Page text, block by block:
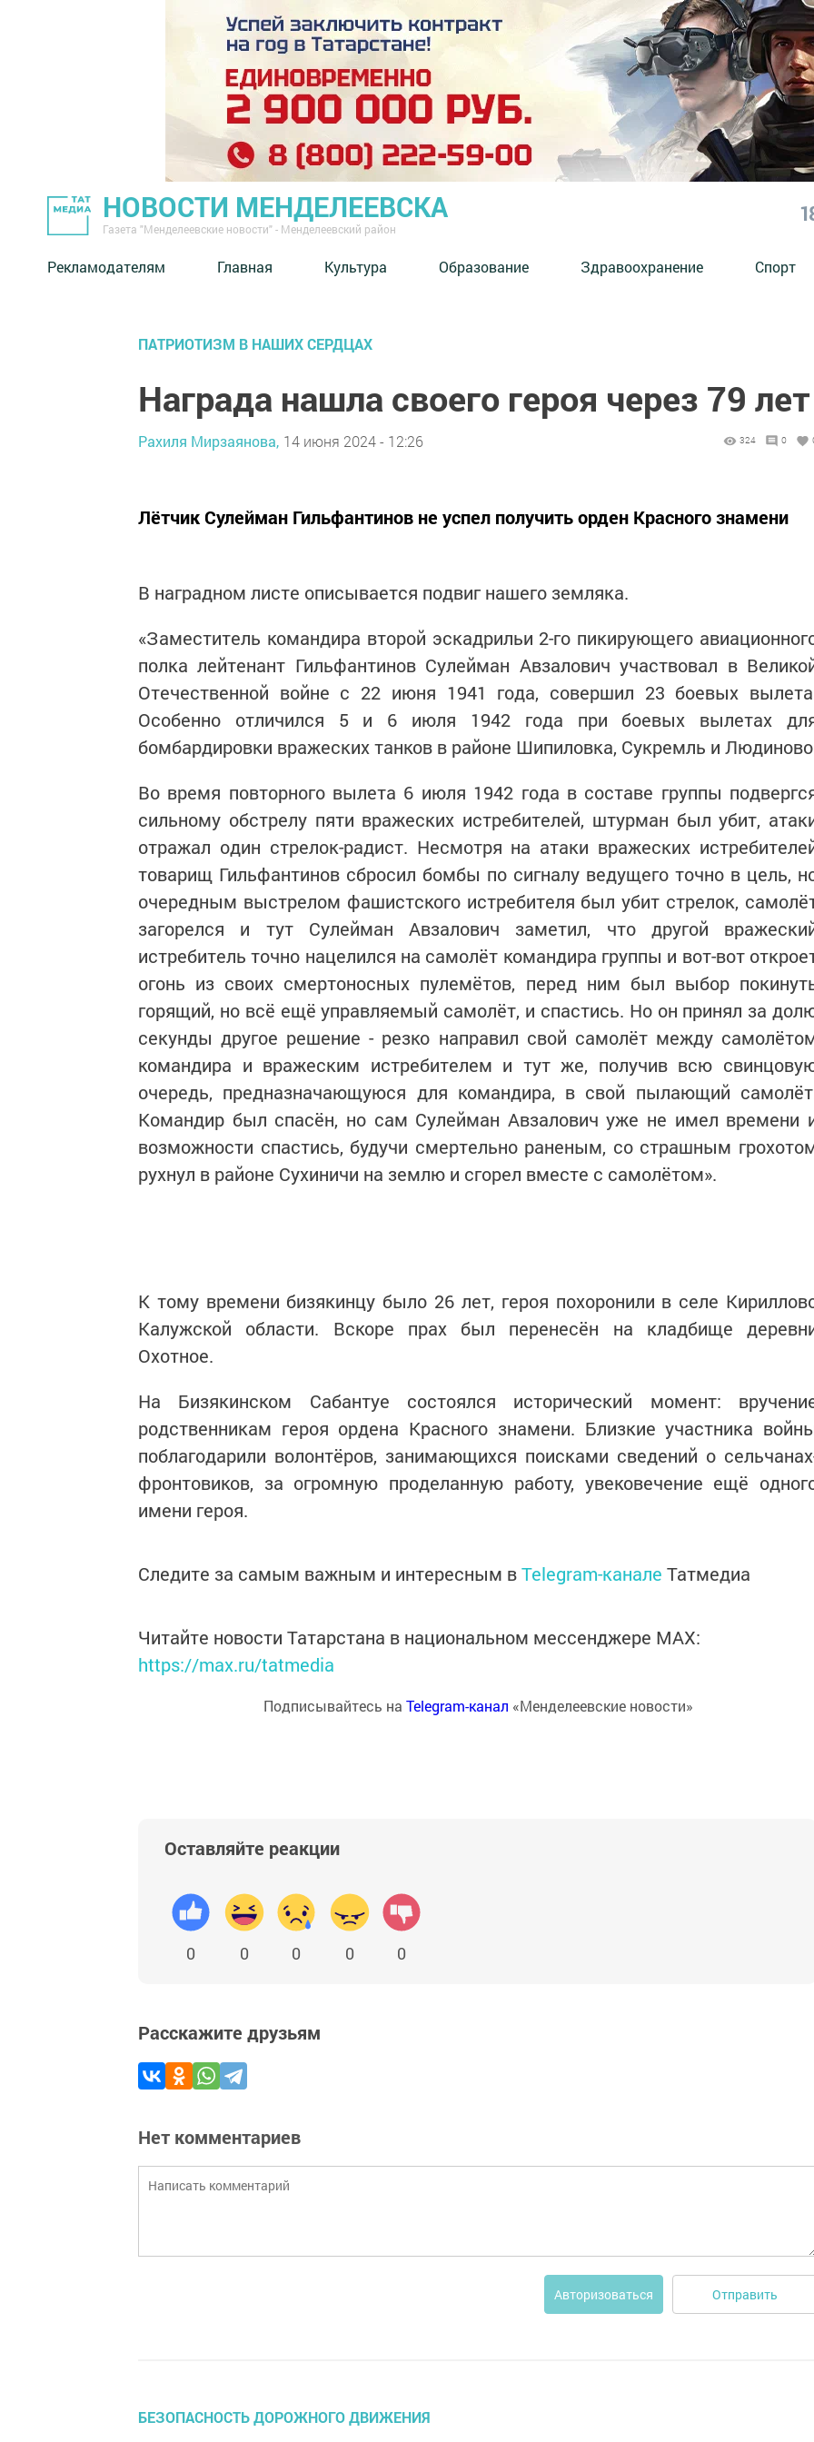
НОВОСТИ МЕНДЕЛЕЕВСКА
Газета "Менделеевские новости" - Менделеевский район
Рекламодателям Главная Культура Образование Здравоохранение Спорт
ПАТРИОТИЗМ В НАШИХ СЕРДЦАХ
Награда нашла своего героя через 79 лет
Рахиля Мирзаянова, 14 июня 2024 - 12:26 324 0
Лётчик Сулейман Гильфантинов не успел получить орден Красного знамени
В наградном листе описывается подвиг нашего земляка.
«Заместитель командира второй эскадрильи 2-го пикирующего
полка лейтенант Гильфантинов Сулейман Авзалович участвовал в
Отечественной войне с 22 июня 1941 года, совершил 23 боевых
Особенно отличился 5 и 6 июля 1942 года при боевых вылетах
бомбардировки вражеских танков в районе Шипиловка, Сукремль и
Во время повторного вылета 6 июля 1942 года в составе группы
сильному обстрелу пяти вражеских истребителей, штурман был убит,
отражал один стрелок-радист. Несмотря на атаки вражеских
товарищ Гильфантинов сбросил бомбы по сигналу ведущего точно в цель,
очередным выстрелом фашистского истребителя был убит стрелок,
загорелся и тут Сулейман Авзалович заметил, что другой
истребитель точно нацелился на самолёт командира группы и вот-вот
огонь из своих смертоносных пулемётов, перед ним был выбор
горящий, но всё ещё управляемый самолёт, и спастись. Но он принял за
секунды другое решение - резко направил свой самолёт между
командира и вражеским истребителем и тут же, получив всю
очередь, предназначающуюся для командира, в свой пылающий
Командир был спасён, но сам Сулейман Авзалович уже не имел времени
возможности спастись, будучи смертельно раненым, со страшным
рухнул в районе Сухиничи на землю и сгорел вместе с самолётом».
К тому времени бизякинцу было 26 лет, героя похоронили в селе
Калужской области. Вскоре прах был перенесён на кладбище
Охотное.
На Бизякинском Сабантуе состоялся исторический момент:
родственникам героя ордена Красного знамени. Близкие участника
поблагодарили волонтёров, занимающихся поисками сведений о
фронтовиков, за огромную проделанную работу, увековечение ещё
имени героя.
Следите за самым важным и интересным вTelegram-канале Татмедиа
Читайте новости Татарстана в национальном мессенджере MАХ:
https://max.ru/tatmedia
Подписывайтесь на Telegram-канал «Менделеевские новости»
Оставляйте реакции
0 0 0 0 0
Расскажите друзьям
Нет комментариев
Авторизоваться Отправить
БЕЗОПАСНОСТЬ ДОРОЖНОГО ДВИЖЕНИЯ